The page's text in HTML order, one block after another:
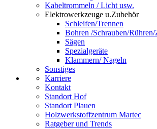
Kabeltrommeln / Licht usw.
Elektrowerkzeuge u.Zubehör
Schleifen/Trennen
Bohren /Schrauben/Rühren/
Sägen
Spezialgeräte
Klammern/ Nageln
Sonstiges
Karriere
Kontakt
Standort Hof
Standort Plauen
Holzwerkstoffzentrum Martec
Ratgeber und Trends